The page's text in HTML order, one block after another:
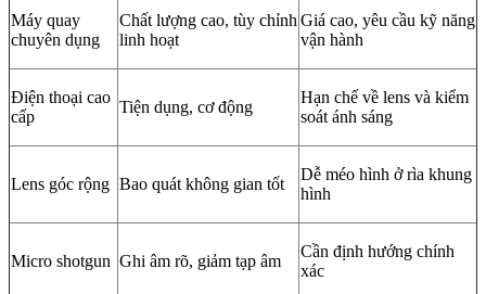
Máy quay
chuyên dụng
Chất lượng cao, tùy chỉnh
linh hoạt
Giá cao, yêu cầu kỹ năng
vận hành
Điện thoại cao
cấp
Tiện dụng, cơ động
Hạn chế về lens và kiểm
soát ánh sáng
Lens góc rộng Bao quát không gian tốt
Dễ méo hình ở rìa khung
hình
Micro shotgun Ghi âm rõ, giảm tạp âm
Cần định hướng chính
xác